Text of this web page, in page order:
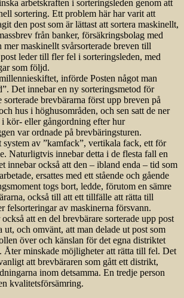
arbetskraften i sorteringsleden genom att
sortering. Ett problem här har varit att
den post som är lättast att sortera maskinellt,
från banker, försäkringsbolag med
mer maskinellt svårsorterade breven till
leder till fler fel i sorteringsleden, med
som följd.
införde Posten något man
Det innebar en ny sorteringsmetod för
brevbärarna först upp breven på
hus i höghusområden, och sen satt de ner
i kör- eller gångordning efter hur
var ordnade på brevbäringsturen.
system av ”kamfack”, vertikala fack, ett för
Naturligtvis innebar detta i de flesta fall en
innebar också att den – iblan­d enda – tid som
ersattes med ett stående och gående
togs bort, ledde, förutom en sämre
också till att ett tillfälle att rätta till
felsorteringar av maskinerna försvann.
att en del brevbärare sorterade upp post
ut, och omvänt, att man delade ut post som
över och känslan för det egna distriktet
Åter minskade möjligheter att rätta till fel. Det
att brevbäraren som gått ett distrikt,
inom detsamma. En tredje person
kvalitetsförsämring.